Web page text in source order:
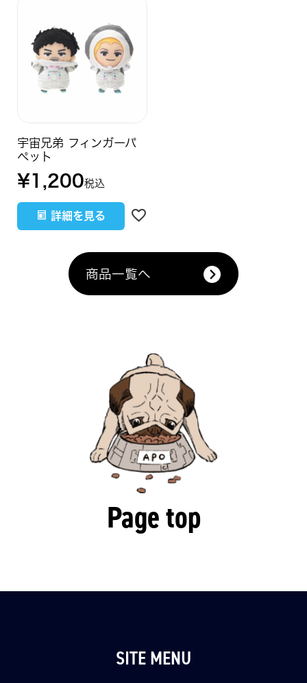
宇宙兄弟 フィンガーパ
ペット
¥1,200税込
詳細を見る
商品一覧へ
Page top
SITE MENU